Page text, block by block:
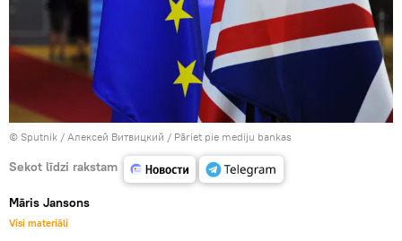
© Sputnik / Алексей Витвицкий / Pāriet pie mediju bankas
Sekot līdzi rakstam
Māris Jansons
Visi materiāli